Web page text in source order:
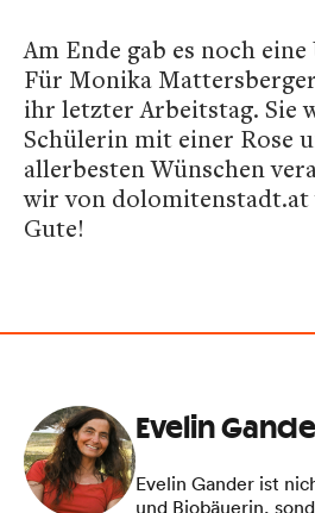
Am Ende gab es noch
Für Monika
ihr letzter Arbeitstag. Sie
Schülerin mit einer Rose
allerbesten Wünschen
wir von dolomitenstadt.at
Gute!
Evelin
Evelin Gander ist
und Biobäuerin,